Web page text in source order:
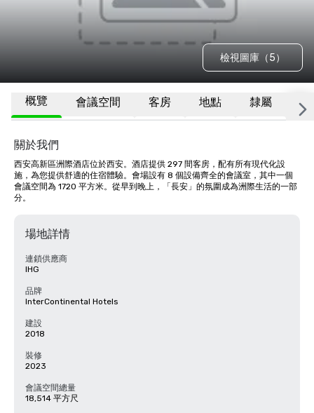
檢視圖庫（5）
概覽 會議空間 客房 地點 隸屬 更
關於我們
西安高新區洲際酒店位於西安。酒店提供 297 間客房，配有所有現代化設
施，為您提供舒適的住宿體驗。會場設有 8 個設備齊全的會議室，其中一個
會議空間為 1720 平方米。從早到晚上，「長安」的氛圍成為洲際生活的一部
分。
場地詳情
連鎖供應商
IHG
品牌
InterContinental Hotels
建設
2018
裝修
2023
會議空間總量
18,514 平方尺